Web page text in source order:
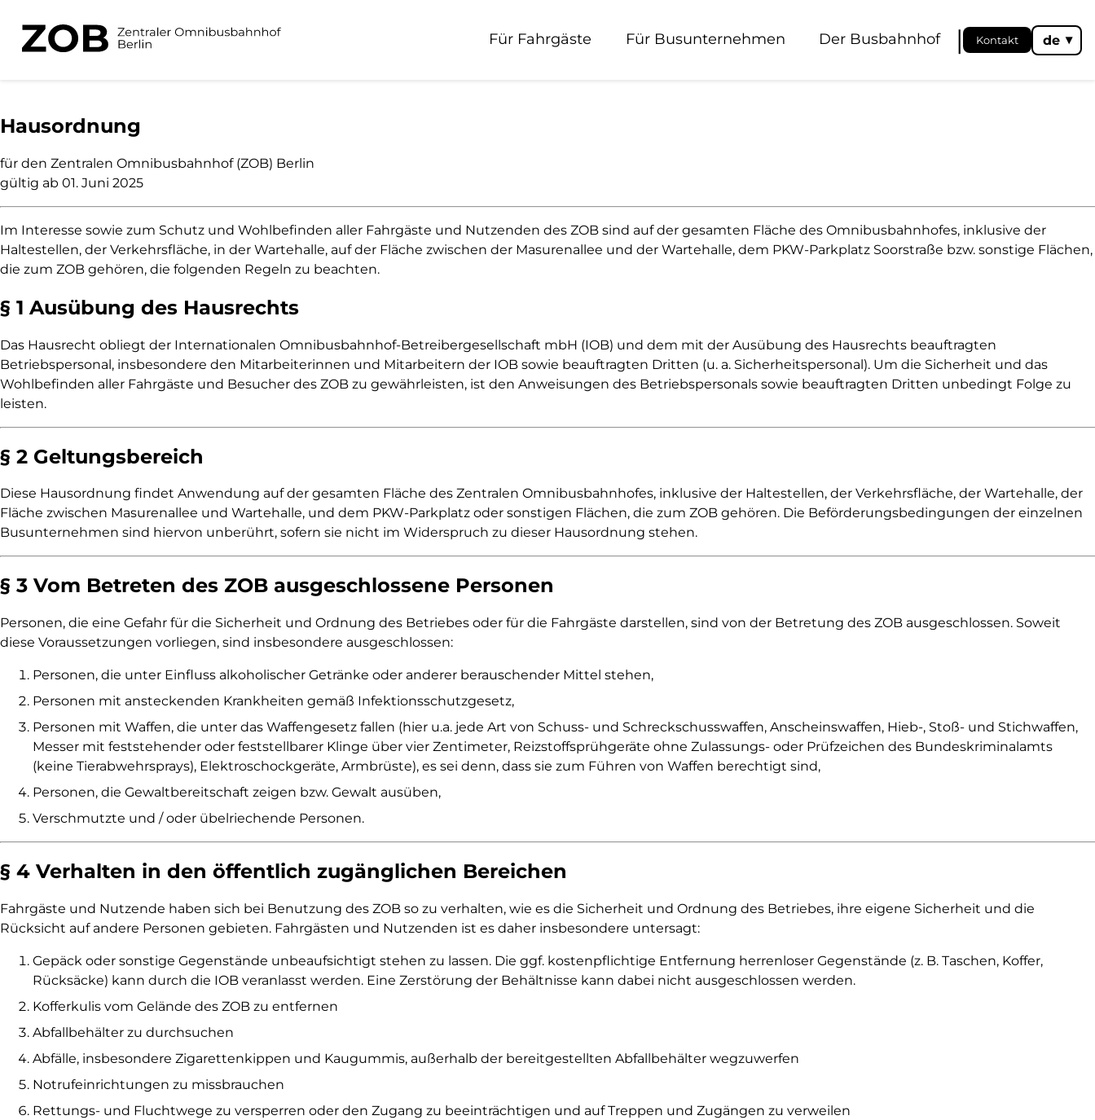
Für Fahrgäste Für Busunternehmen Der Busbahnhof | Kontakt de◂
Haus­ordnung
für den Zentralen Omnibusbahnhof (ZOB) Berlin
gültig ab 01. Juni 2025
Im Interesse sowie zum Schutz und Wohlbefinden aller Fahrgäste und Nutzenden des ZOB sind auf der gesamten Fläche des Omnibusbahnhofes, inklusive der
Haltestellen, der Verkehrsfläche, in der Wartehalle, auf der Fläche zwischen der Masurenallee und der Wartehalle, dem PKW-Parkplatz Soorstraße bzw. sonstige Flächen,
die zum ZOB gehören, die folgenden Regeln zu beachten.
§ 1 Ausübung des Hausrechts
Das Hausrecht obliegt der Internationalen Omnibusbahnhof-Betreiber­gesellschaft mbH (IOB) und dem mit der Ausübung des Hausrechts beauftragten
Betriebspersonal, insbesondere den Mitarbeiterinnen und Mitarbeitern der IOB sowie beauftragten Dritten (u. a. Sicherheitspersonal). Um die Sicherheit und das
Wohlbefinden aller Fahrgäste und Besucher des ZOB zu gewährleisten, ist den Anweisungen des Betriebspersonals sowie beauftragten Dritten unbedingt Folge zu
leisten.
§ 2 Geltungs­bereich
Diese Hausordnung findet Anwendung auf der gesamten Fläche des Zentralen Omnibusbahnhofes, inklusive der Haltestellen, der Verkehrsfläche, der Wartehalle, der
Fläche zwischen Masurenallee und Wartehalle, und dem PKW-Parkplatz oder sonstigen Flächen, die zum ZOB gehören. Die Beförderungs­bedingungen der einzelnen
Busunternehmen sind hiervon unberührt, sofern sie nicht im Widerspruch zu dieser Hausordnung stehen.
§ 3 Vom Betreten des ZOB ausgeschlossene Personen
Personen, die eine Gefahr für die Sicherheit und Ordnung des Betriebes oder für die Fahrgäste darstellen, sind von der Betretung des ZOB ausgeschlossen. Soweit
diese Voraussetzungen vorliegen, sind insbesondere ausgeschlossen:
Personen, die unter Einfluss alkoholischer Getränke oder anderer berauschender Mittel stehen,
Personen mit ansteckenden Krankheiten gemäß Infektionsschutzgesetz,
Personen mit Waffen, die unter das Waffengesetz fallen (hier u.a. jede Art von Schuss- und Schreckschusswaffen, Anscheinswaffen, Hieb-, Stoß- und Stichwaffen,
Messer mit feststehender oder feststellbarer Klinge über vier Zentimeter, Reizstoffsprühgeräte ohne Zulassungs- oder Prüfzeichen des Bundeskriminalamts
(keine Tierabwehrsprays), Elektroschockgeräte, Armbrüste), es sei denn, dass sie zum Führen von Waffen berechtigt sind,
Personen, die Gewaltbereitschaft zeigen bzw. Gewalt ausüben,
Verschmutzte und / oder übelriechende Personen.
§ 4 Verhalten in den öffentlich zugänglichen Bereichen
Fahrgäste und Nutzende haben sich bei Benutzung des ZOB so zu verhalten, wie es die Sicherheit und Ordnung des Betriebes, ihre eigene Sicherheit und die
Rücksicht auf andere Personen gebieten. Fahrgästen und Nutzenden ist es daher insbesondere untersagt:
Gepäck oder sonstige Gegenstände unbeaufsichtigt stehen zu lassen. Die ggf. kostenpflichtige Entfernung herrenloser Gegenstände (z. B. Taschen, Koffer,
Rücksäcke) kann durch die IOB veranlasst werden. Eine Zerstörung der Behältnisse kann dabei nicht ausgeschlossen werden.
Kofferkulis vom Gelände des ZOB zu entfernen
Abfallbehälter zu durchsuchen
Abfälle, insbesondere Zigarettenkippen und Kaugummis, außerhalb der bereitgestellten Abfallbehälter wegzuwerfen
Notrufeinrichtungen zu missbrauchen
Rettungs- und Fluchtwege zu versperren oder den Zugang zu beeinträchtigen und auf Treppen und Zugängen zu verweilen